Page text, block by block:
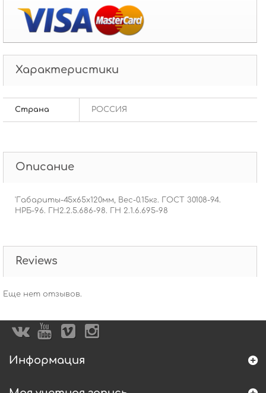
Характеристики
Страна РОССИЯ
Описание
'Габариты-45x65x120мм, Вес-0.15кг. ГОСТ 30108-94.
НРБ-96. ГН2.2.5.686-98. ГН 2.1.6.695-98
Reviews
Еще нет отзывов.
Информация